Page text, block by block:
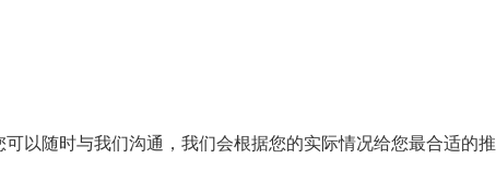
以随时与我们沟通，我们会根据您的实际情况给您最合适的推